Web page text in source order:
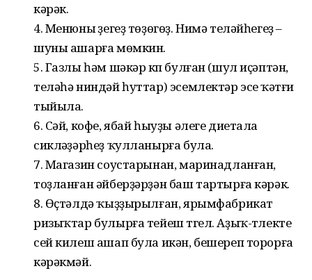
кәрәк.
4. Менюны үҙегеҙ төҙөгөҙ. Нимә теләйһегеҙ –
шуны ашарға мөмкин.
5. Газлы һәм шәкәр күп булған (шул иҫәптән,
теләһә ниндәй һуттар) эсемлектәр эсеү ҡәтғи
тыйыла.
6. Сәй, кофе, ябай һыуҙы әлеге диетала
сикләүҙәрһеҙ ҡулланырға була.
7. Магазин соустарынан, маринадланған,
тоҙланған әйберҙәрҙән баш тартырға кәрәк.
8. Өҫтәлдә ҡыҙҙырылған, ярымфабрикат
ризыҡтар булырға тейеш түгел. Аҙыҡ-түлекте
сей килеш ашап була икән, бешереп торорға
кәрәкмәй.